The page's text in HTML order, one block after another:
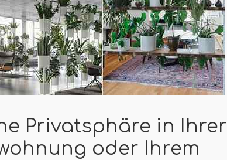
Privatsphäre in Ihrer
oder Ihrem